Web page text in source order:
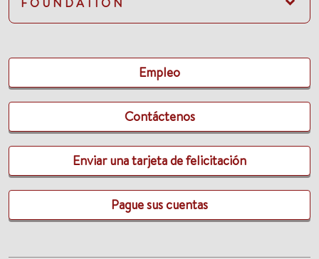
Empleo
Contáctenos
Enviar una tarjeta de felicitación
Pague sus cuentas